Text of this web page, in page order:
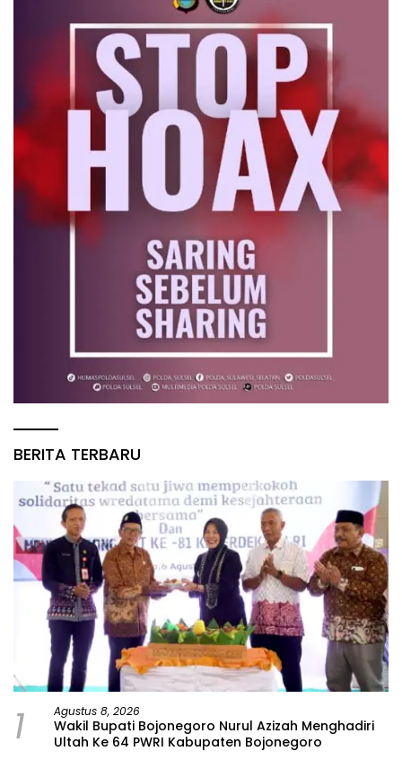
BERITA TERBARU
1 Agustus 8, 2026
Wakil Bupati Bojonegoro Nurul Azizah Menghadiri
Ultah Ke 64 PWRI Kabupaten Bojonegoro